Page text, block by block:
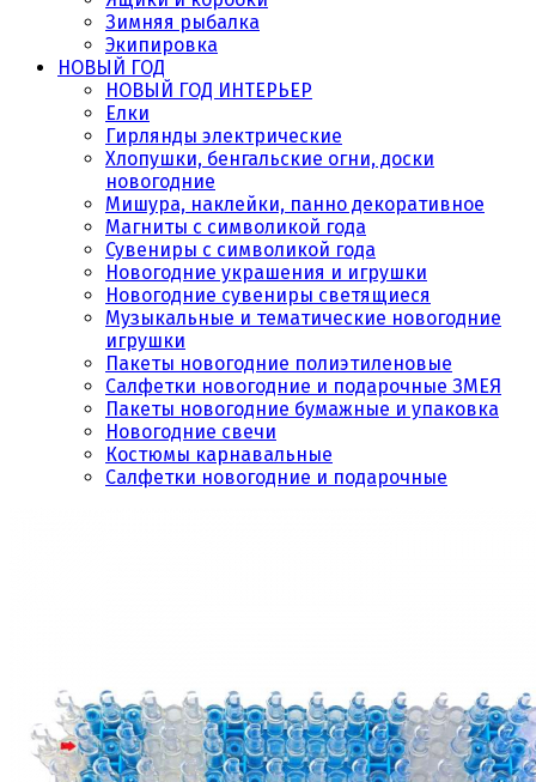
Зимняя рыбалка
Экипировка
НОВЫЙ ГОД
НОВЫЙ ГОД ИНТЕРЬЕР
Елки
Гирлянды электрические
Хлопушки, бенгальские огни, доски
новогодние
Мишура, наклейки, панно декоративное
Магниты с символикой года
Сувениры с символикой года
Новогодние украшения и игрушки
Новогодние сувениры светящиеся
Музыкальные и тематические новогодние
игрушки
Пакеты новогодние полиэтиленовые
Салфетки новогодние и подарочные ЗМЕЯ
Пакеты новогодние бумажные и упаковка
Новогодние свечи
Костюмы карнавальные
Салфетки новогодние и подарочные